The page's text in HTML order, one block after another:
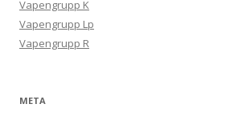
Vapengrupp K
Vapengrupp Lp
Vapengrupp R
META